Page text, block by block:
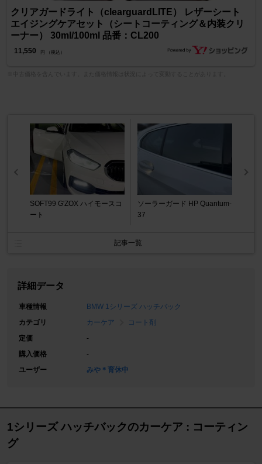
クリアガードライト（clearguardLITE） レザーシート
エイジングケアセット（シートコーティング＆内装クリ
ーナー） 30ml/100ml 品番：CL200
11,550 円 （税込）
SOFT99 G'ZOX ハイモースコ
ート
ソーラーガード HP Quantum-
37
記事一覧
詳細データ
車種情報
BMW 1シリーズ ハッチバック
カテゴリ
カーケア
コート剤
定価
-
購入価格
-
ユーザー
みや＊育休中
1シリーズ ハッチバックのカーケア : コーティン
グ